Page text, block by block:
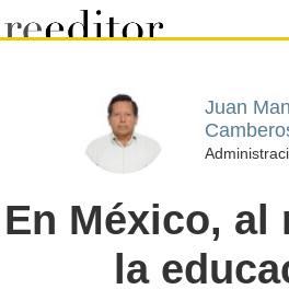
Juan
En México, al
la